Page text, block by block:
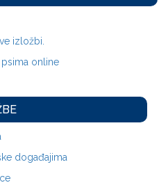
izložbi.
online
događajima